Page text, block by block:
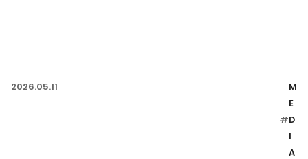
2026.05.11
#
M
E
D
I
A